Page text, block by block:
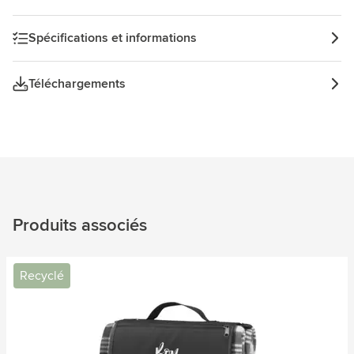
Spécifications et informations
Téléchargements
Produits associés
Recyclé